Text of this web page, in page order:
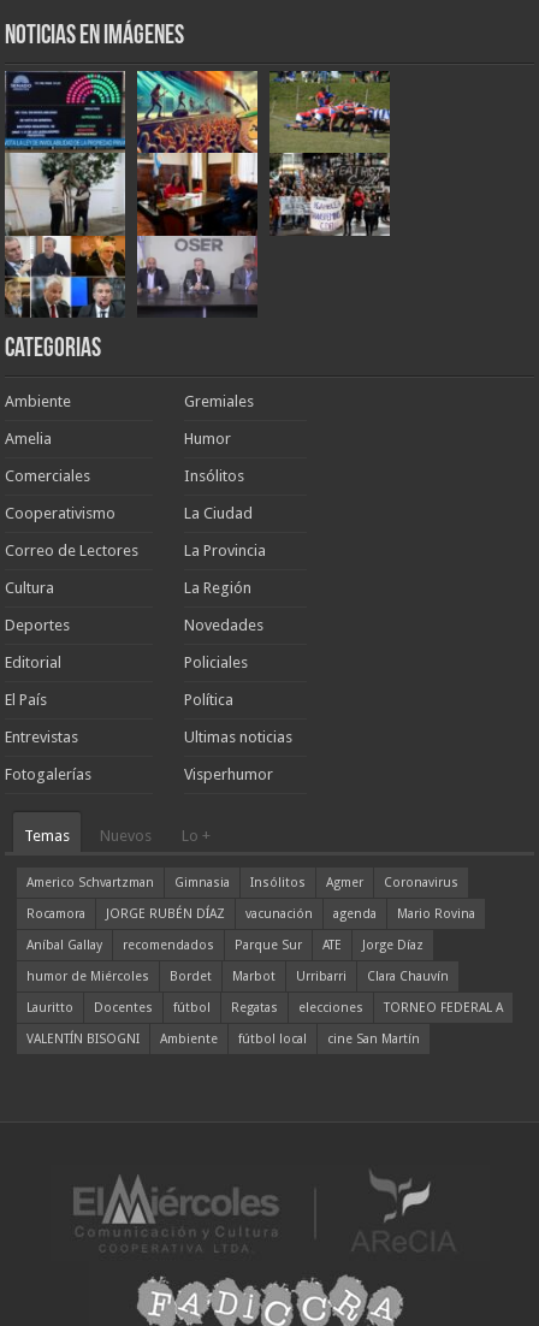
Noticias en Imágenes
Categorias
Ambiente
Amelia
Comerciales
Cooperativismo
Correo de Lectores
Cultura
Deportes
Editorial
El País
Entrevistas
Fotogalerías
Gremiales
Humor
Insólitos
La Ciudad
La Provincia
La Región
Novedades
Policiales
Política
Ultimas noticias
Visperhumor
Temas Nuevos Lo +
Americo Schvartzman Gimnasia Insólitos Agmer
Coronavirus
Rocamora
JORGE RUBÉN DÍAZ vacunación agenda
Mario Rovina
Aníbal Gallay
recomendados Parque Sur ATE
Jorge Díaz
humor de Miércoles
Bordet Marbot Urribarri
Clara Chauvín
Lauritto
Docentes fútbol Regatas elecciones
TORNEO FEDERAL A
VALENTÍN BISOGNI
Ambiente fútbol local cine San Martín